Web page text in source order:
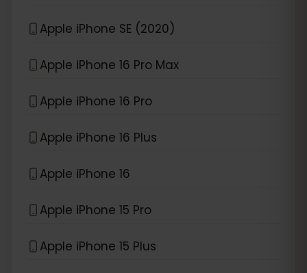
Apple iPhone SE (2020)
Apple iPhone 16 Pro Max
Apple iPhone 16 Pro
Apple iPhone 16 Plus
Apple iPhone 16
Apple iPhone 15 Pro
Apple iPhone 15 Plus